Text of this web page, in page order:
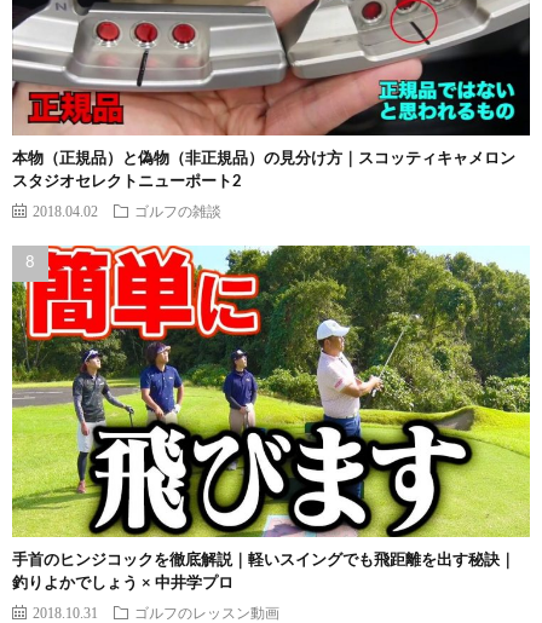
本物（正規品）と偽物（非正規品）の見分け方｜スコッティキャメロン
スタジオセレクトニューポート2
2018.04.02 ゴルフの雑談
手首のヒンジコックを徹底解説｜軽いスイングでも飛距離を出す秘訣｜
釣りよかでしょう × 中井学プロ
2018.10.31 ゴルフのレッスン動画